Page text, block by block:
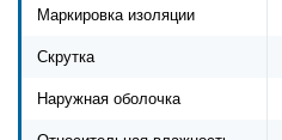
Маркировка изоляции
Скрутка
Наружная оболочка